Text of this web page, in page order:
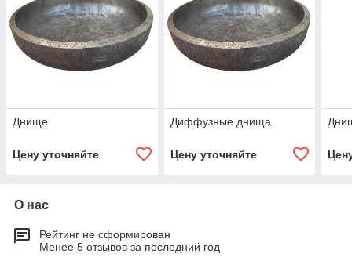
Днище
Цену уточняйте
Диффузные днища
Цену уточняйте
О нас
Рейтинг не сформирован
Менее 5 отзывов за последний год